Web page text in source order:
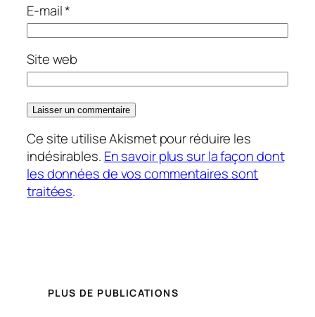
E-mail*
Site web
Ce site utilise Akismet pour réduire les
indésirables. En savoir plus sur la façon dont
les données de vos commentaires sont
traitées.
PLUS DE PUBLICATIONS